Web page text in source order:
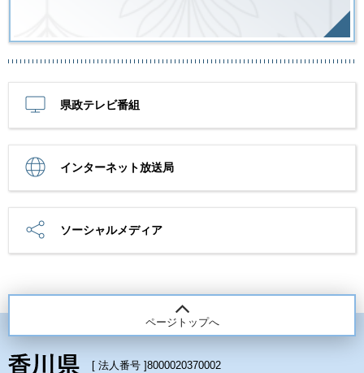
県政テレビ番組
インターネット放送局
ソーシャルメディア
ページトップへ
[ 法人番号 ]8000020370002